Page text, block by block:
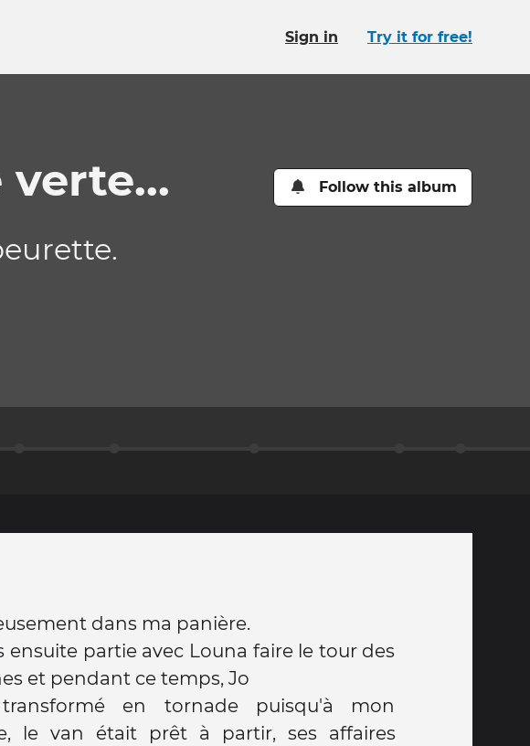
Sign in Try it for free!
Follow this album
dans ma panière.
ensuite partie avec Louna faire le tour des
et pendant ce temps, Jo
en tornade puisqu'à mon